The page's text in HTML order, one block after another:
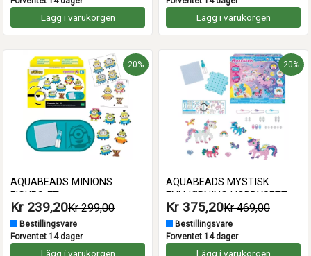
Lägg i varukorgen Lägg i varukorgen
20%
AQUABEADS MINIONS
FIGURSÆT
Kr 239,20Kr 299,00
Bestillingsvare
Forventet 14 dager
Lägg i varukorgen
20%
AQUABEADS MYSTISK
ENHJØRNING HOBBYSETT
Kr 375,20Kr 469,00
Bestillingsvare
Forventet 14 dager
Lägg i varukorgen